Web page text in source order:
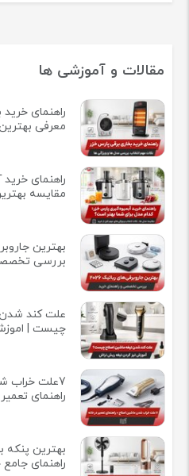
مقالات و آموزشی ها
راهنمای
معرفی
راهنمای
مقایسه
بررسی
علت کند
چیست |
7علت خراب
راهنمای
بهترین پنکه
راهنمای